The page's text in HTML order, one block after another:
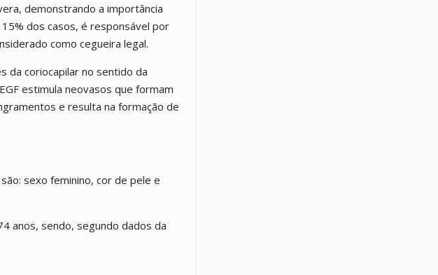
demonstrando a importância
dos casos, é responsável por
como cegueira legal.
da coriocapilar no sentido da
estimula neovasos que formam
e resulta na formação de
sexo feminino, cor de pele e
anos, sendo, segundo dados da